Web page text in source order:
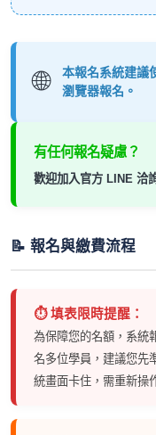
🌐
本報名系統建
瀏覽器報名。
有任何報名疑慮？
歡迎加入官方 LINE 洽
📝 報名與繳費流程
⏱️ 填表限時提醒：
為保障您的名額，系統
名多位學員，建議您先
統畫面卡住，需重新操